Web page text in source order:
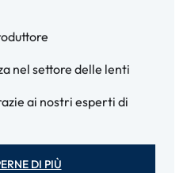
nel settore delle lenti
ai nostri esperti di
DI PIÙ